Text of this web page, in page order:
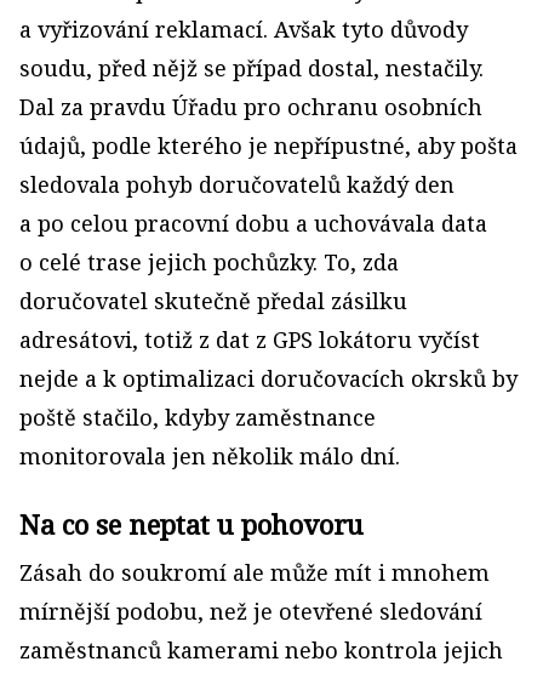
a vyřizování reklamací. Avšak tyto důvody
soudu, před nějž se případ dostal, nestačily.
Dal za pravdu Úřadu pro ochranu osobních
údajů, podle kterého je nepřípustné, aby pošta
sledovala pohyb doručovatelů každý den
a po celou pracovní dobu a uchovávala data
o celé trase jejich pochůzky. To, zda
doručovatel skutečně předal zásilku
adresátovi, totiž z dat z GPS lokátoru vyčíst
nejde a k optimalizaci doručovacích okrsků by
poště stačilo, kdyby zaměstnance
monitorovala jen několik málo dní.
Na co se neptat u pohovoru
Zásah do soukromí ale může mít i mnohem
mírnější podobu, než je otevřené sledování
zaměstnanců kamerami nebo kontrola jejich